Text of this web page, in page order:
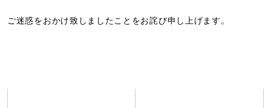
ご迷惑をおかけ致しましたことをお詫び申し上げます。